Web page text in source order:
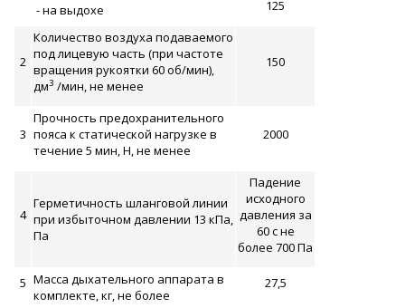
- на выдохе 125
2
Количество воздуха подаваемого
под лицевую часть (при частоте
вращения рукоятки 60 об/мин),
дм3 /мин, не менее
150
3
Прочность предохранительного
пояса к статической нагрузке в
течение 5 мин, Н, не менее
2000
4
Герметичность шланговой линии
при избыточном давлении 13 кПа,
Па
Падение
исходного
давления за
60 с не
более 700 Па
5 Масса дыхательного аппарата в
комплекте, кг, не более
27,5